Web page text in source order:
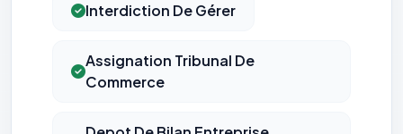
Interdiction De Gérer
Assignation Tribunal De
Commerce